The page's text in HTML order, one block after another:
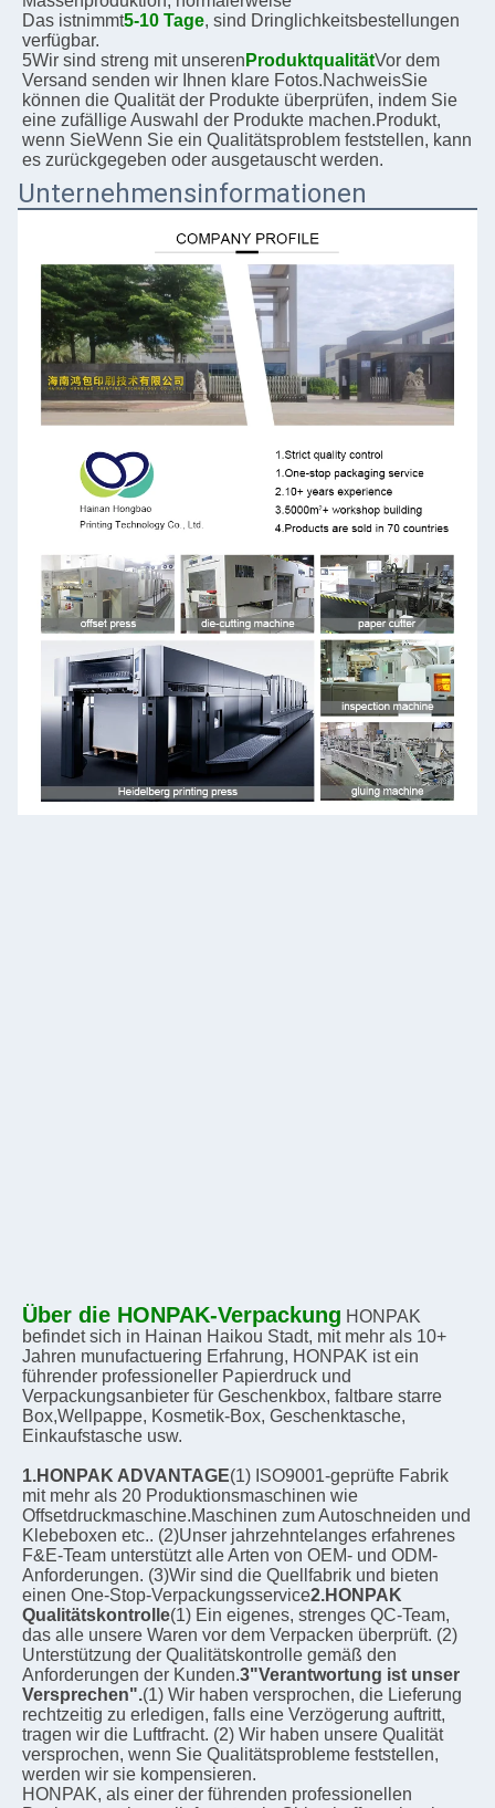
Das istnimmt5-10 Tage, sind Dringlichkeitsbestellungen
verfügbar.
5Wir sind streng mit unseren ProduktqualitätVor dem
Versand senden wir Ihnen klare Fotos.NachweisSie
können die Qualität der Produkte überprüfen, indem Sie
eine zufällige Auswahl der Produkte machen.Produkt,
wenn SieWenn Sie ein Qualitätsproblem feststellen, kann
es zurückgegeben oder ausgetauscht werden.
Unternehmensinformationen
Über die HONPAK-Verpackung HONPAK
befindet sich in Hainan Haikou Stadt, mit mehr als 10+
Jahren munufactuering Erfahrung, HONPAK ist ein
führender professioneller Papierdruck und
Verpackungsanbieter für Geschenkbox, faltbare starre
Box,Wellpappe, Kosmetik-Box, Geschenktasche,
Einkaufstasche usw.
1.HONPAK ADVANTAGE(1) ISO9001-geprüfte Fabrik
mit mehr als 20 Produktionsmaschinen wie
Offsetdruckmaschine.Maschinen zum Autoschneiden und
Klebeboxen etc.. (2)Unser jahrzehntelanges erfahrenes
F&E-Team unterstützt alle Arten von OEM- und ODM-
Anforderungen. (3)Wir sind die Quellfabrik und bieten
einen One-Stop-Verpackungsservice2.HONPAK
Qualitätskontrolle(1) Ein eigenes, strenges QC-Team,
das alle unsere Waren vor dem Verpacken überprüft. (2)
Unterstützung der Qualitätskontrolle gemäß den
Anforderungen der Kunden.3"Verantwortung ist unser
Versprechen".(1) Wir haben versprochen, die Lieferung
rechtzeitig zu erledigen, falls eine Verzögerung auftritt,
tragen wir die Luftfracht. (2) Wir haben unsere Qualität
versprochen, wenn Sie Qualitätsprobleme feststellen,
werden wir sie kompensieren.
HONPAK, als einer der führenden professionellen